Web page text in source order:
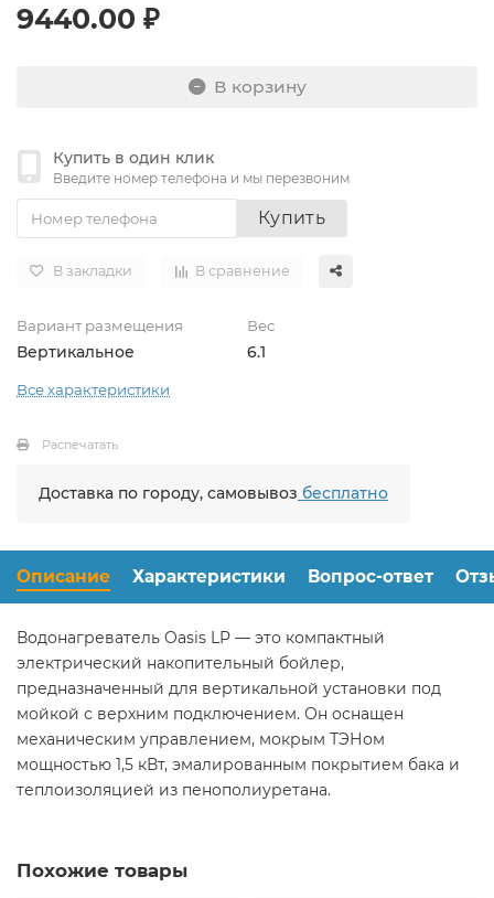
9440.00 ₽
В корзину
Купить в один клик
Введите номер телефона и мы перезвоним
Купить
В закладки В сравнение
Вариант размещения
Вертикальное
Вес
6.1
Все характеристики
Распечатать
Доставка по городу, самовывоз бесплатно
Описание Характеристики Вопрос-ответ
Водонагреватель Oasis LP — это компактный
электрический накопительный бойлер,
предназначенный для вертикальной установки под
мойкой с верхним подключением. Он оснащен
механическим управлением, мокрым ТЭНом
мощностью 1,5 кВт, эмалированным покрытием бака и
теплоизоляцией из пенополиуретана.
Похожие товары